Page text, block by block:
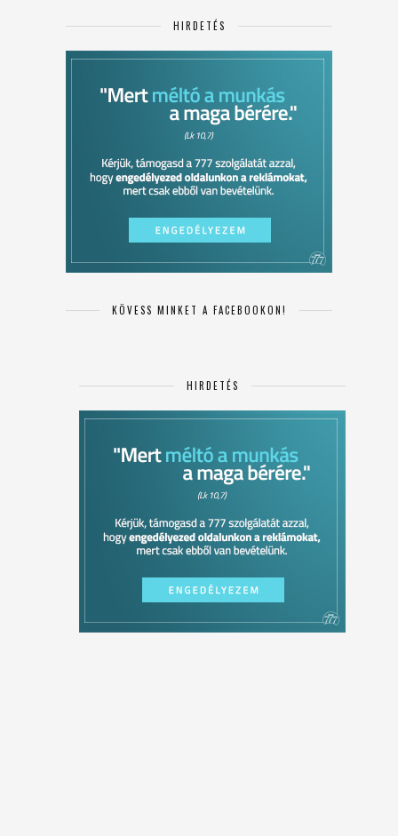
HIRDETÉS
KÖVESS MINKET A FACEBOOKON!
HIRDETÉS